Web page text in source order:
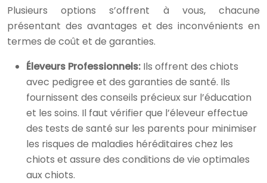
Plusieurs options s’offrent à vous, chacune
présentant des avantages et des inconvénients en
termes de coût et de garanties.
Éleveurs Professionnels: Ils offrent des chiots
avec pedigree et des garanties de santé. Ils
fournissent des conseils précieux sur l’éducation
et les soins. Il faut vérifier que l’éleveur effectue
des tests de santé sur les parents pour minimiser
les risques de maladies héréditaires chez les
chiots et assure des conditions de vie optimales
aux chiots.